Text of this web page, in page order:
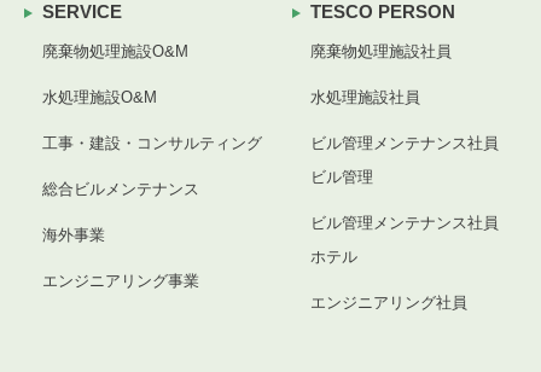
SERVICE
廃棄物処理施設O&M
水処理施設O&M
工事・建設・コンサルティング
総合ビルメンテナンス
海外事業
エンジニアリング事業
TESCO PERSON
廃棄物処理施設社員
水処理施設社員
ビル管理メンテナンス社員
ビル管理
ビル管理メンテナンス社員
ホテル
エンジニアリング社員